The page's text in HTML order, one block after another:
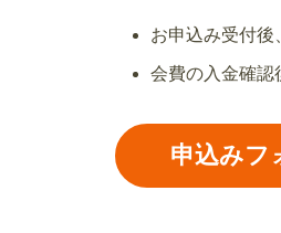
お申込み受付
会費の入金確認
申込みフ